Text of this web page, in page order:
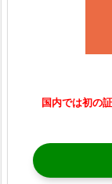
国内では初の